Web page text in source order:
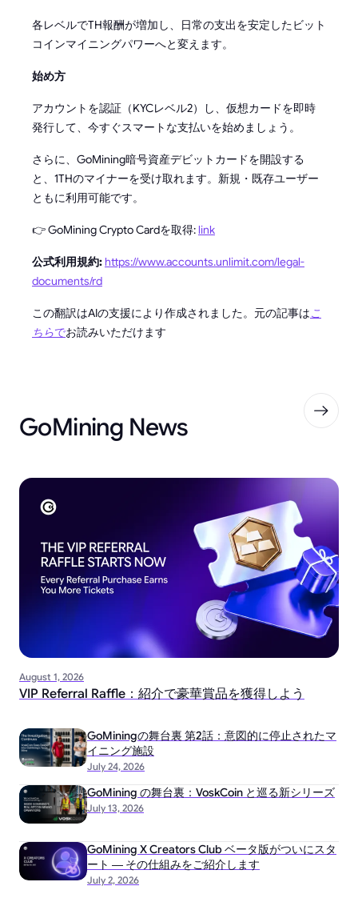
各レベルでTH報酬が増加し、日常の支出を安定したビット
コインマイニングパワーへと変えます。
始め方
アカウントを認証（KYCレベル2）し、仮想カードを即時
発行して、今すぐスマートな支払いを始めましょう。
さらに、GoMining暗号資産デビットカードを開設する
と、1THのマイナーを受け取れます。新規・既存ユーザー
ともに利用可能です。
👉 GoMining Crypto Cardを取得:link
公式利用規約:https://www.accounts.unlimit.com/legal-
documents/rd
この翻訳はAIの支援により作成されました。元の記事はこ
ちらでお読みいただけます
GoMining News
August 1, 2026
VIP Referral Raffle：紹介で豪華賞品を獲得しよう
July 24, 2026
GoMiningの舞台裏 第2話：意図的に停止されたマ
イニング施設
July 13, 2026
GoMining の舞台裏：VoskCoin と巡る新シリーズ
July 2, 2026
GoMining X Creators Club ベータ版がついにスタ
ート ― その仕組みをご紹介します